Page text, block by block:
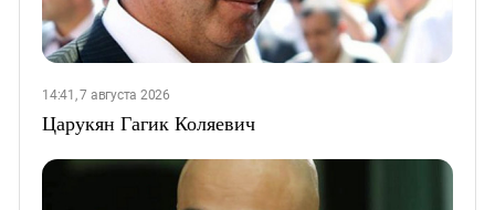
14:41, 7 августа 2026
Царукян Гагик Коляевич